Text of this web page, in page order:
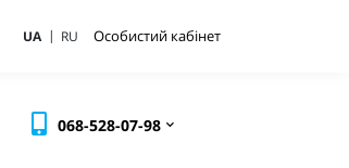
UA | RU Особистий кабінет
068-528-07-98